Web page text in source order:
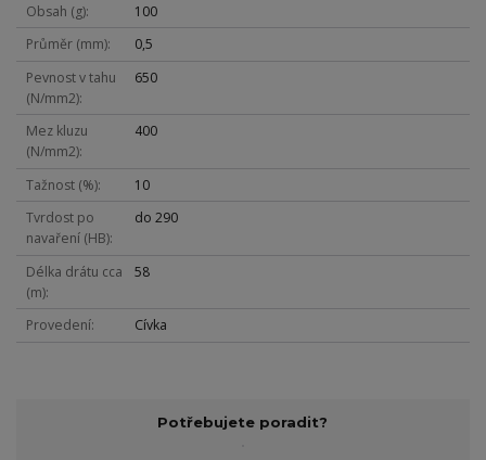
Obsah (g)
100
Průměr (mm)
0,5
Pevnost v tahu
(N/mm2)
650
Mez kluzu
(N/mm2)
400
Tažnost (%)
10
Tvrdost po
navaření (HB)
do 290
Délka drátu cca
(m)
58
Provedení Cívka
Potřebujete poradit?